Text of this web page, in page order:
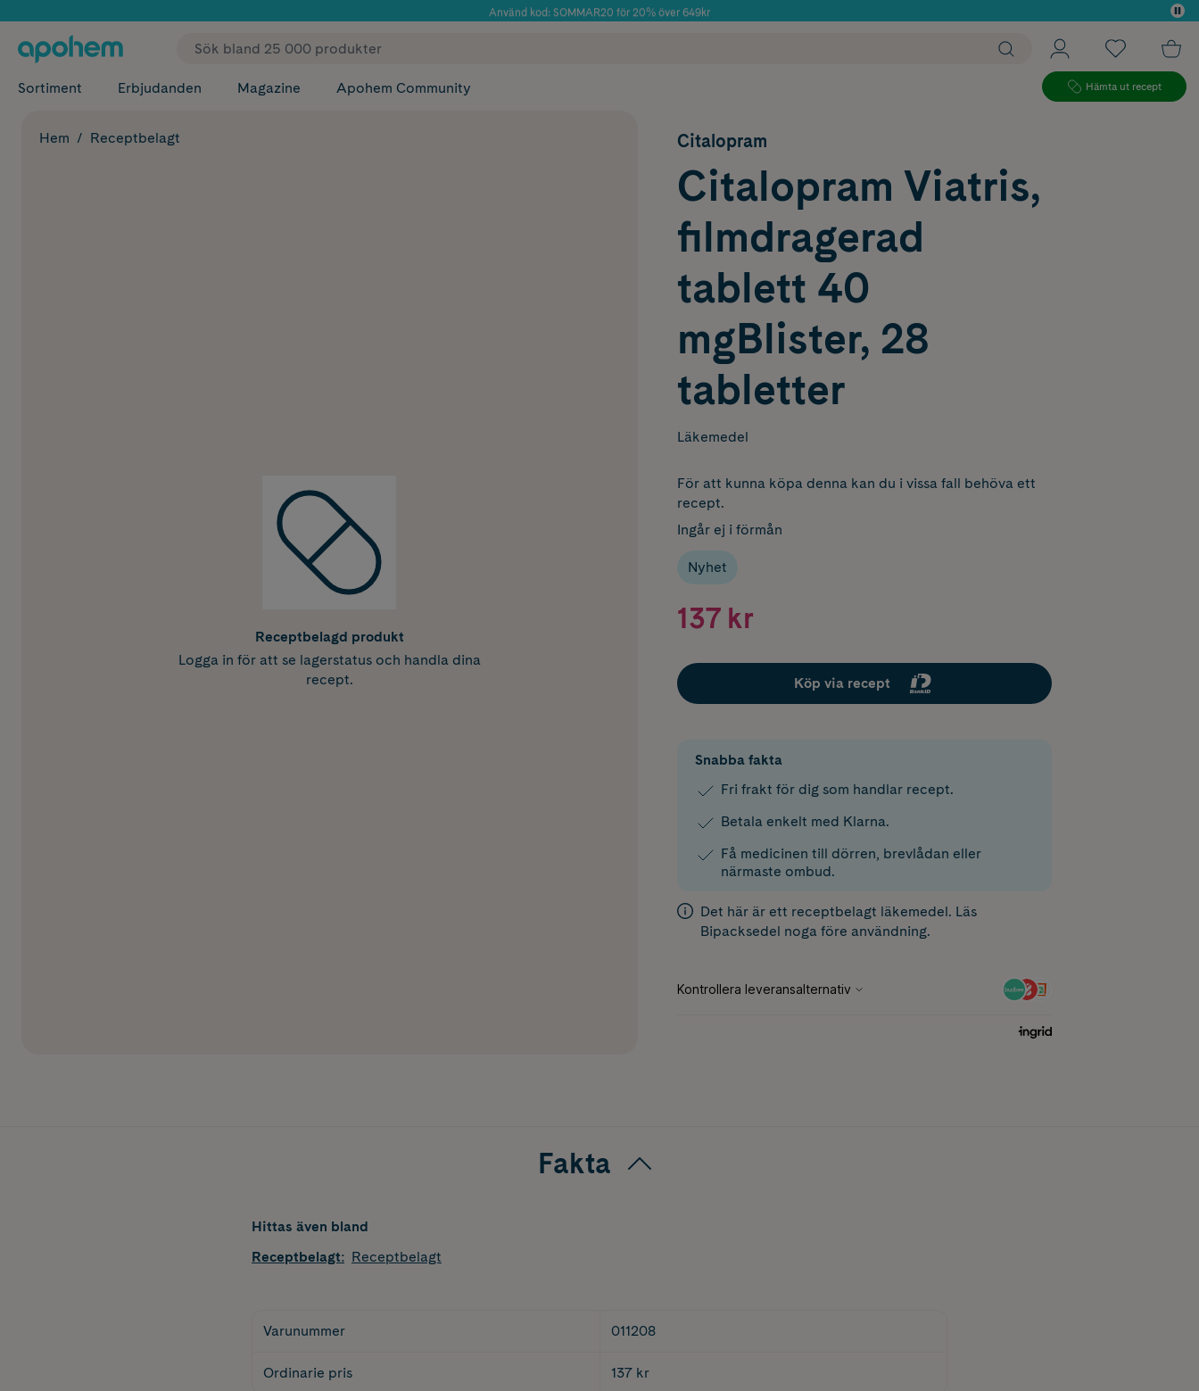
Använd kod: SOMMAR20 för 20% över 649kr
Sortiment Erbjudanden Magazine Apohem Community Hämta ut recept
Hem Receptbelagt
Receptbelagd produkt
Logga in för att se lagerstatus och handla dina
recept.
Citalopram
Citalopram Viatris,
filmdragerad
tablett 40
mgBlister, 28
tabletter
Läkemedel
För att kunna köpa denna kan du i vissa fall behöva ett
recept.
Ingår ej i förmån
Nyhet
137 kr
Köp via recept
Snabba fakta
Fri frakt för dig som handlar recept.
Betala enkelt med Klarna.
Få medicinen till dörren, brevlådan eller
närmaste ombud.
Det här är ett receptbelagt läkemedel. Läs
Bipacksedel noga före användning.
Fakta
Hittas även bland
Receptbelagt: Receptbelagt
Varunummer 011208
Ordinarie pris 137 kr